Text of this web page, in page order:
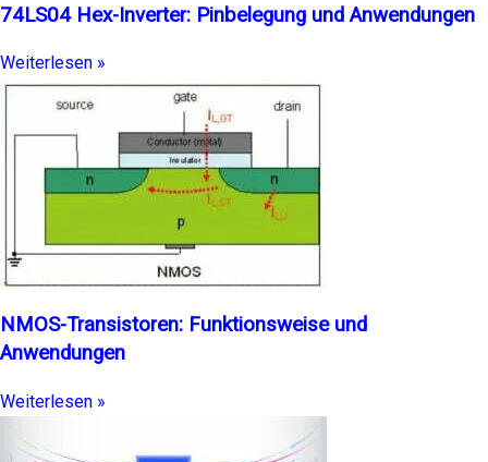
74LS04 Hex-Inverter: Pinbelegung und Anwendungen
Weiterlesen »
NMOS-Transistoren: Funktionsweise und
Anwendungen
Weiterlesen »